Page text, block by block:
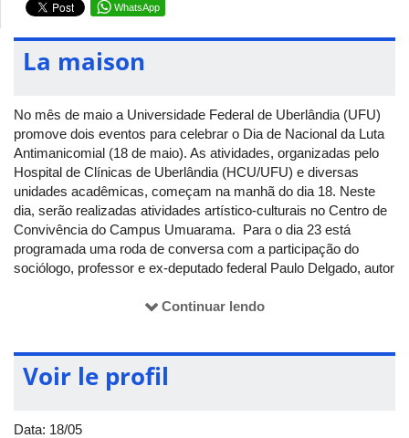
WhatsApp
La maison
No mês de maio a Universidade Federal de Uberlândia (UFU)
promove dois eventos para celebrar o Dia de Nacional da Luta
Antimanicomial (18 de maio). As atividades, organizadas pelo
Hospital de Clínicas de Uberlândia (HCU/UFU) e diversas
unidades acadêmicas, começam na manhã do dia 18. Neste
dia, serão realizadas atividades artístico-culturais no Centro de
Convivência do Campus Umuarama. Para o dia 23 está
programada uma roda de conversa com a participação do
sociólogo, professor e ex-deputado federal Paulo Delgado, autor
inscriçãoapenas para a Roda de
Continuar lendo
Voir le profil
Data: 18/05